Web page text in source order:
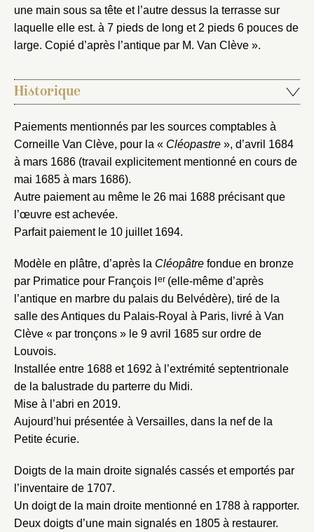
une main sous sa tête et l’autre dessus la terrasse sur
laquelle elle est. à 7 pieds de long et 2 pieds 6 pouces de
large. Copié d’après l’antique par M. Van Clève ».
Historique
Paiements mentionnés par les sources comptables à
Corneille Van Clève, pour la « Cléopastre », d’avril 1684
à mars 1686 (travail explicitement mentionné en cours de
mai 1685 à mars 1686).
Autre paiement au même le 26 mai 1688 précisant que
l’œuvre est achevée.
Parfait paiement le 10 juillet 1694.
Modèle en plâtre, d’après la Cléopâtre fondue en bronze
par Primatice pour François I
er(elle-même d’après
l’antique en marbre du palais du Belvédère), tiré de la
salle des Antiques du Palais-Royal à Paris, livré à Van
Clève « par tronçons » le 9 avril 1685 sur ordre de
Louvois.
Installée entre 1688 et 1692 à l’extrémité septentrionale
de la balustrade du parterre du Midi.
Mise à l’abri en 2019.
Aujourd’hui présentée à Versailles, dans la nef de la
Petite écurie.
Doigts de la main droite signalés cassés et emportés par
l’inventaire de 1707.
Un doigt de la main droite mentionné en 1788 à rapporter.
Deux doigts d’une main signalés en 1805 à restaurer.